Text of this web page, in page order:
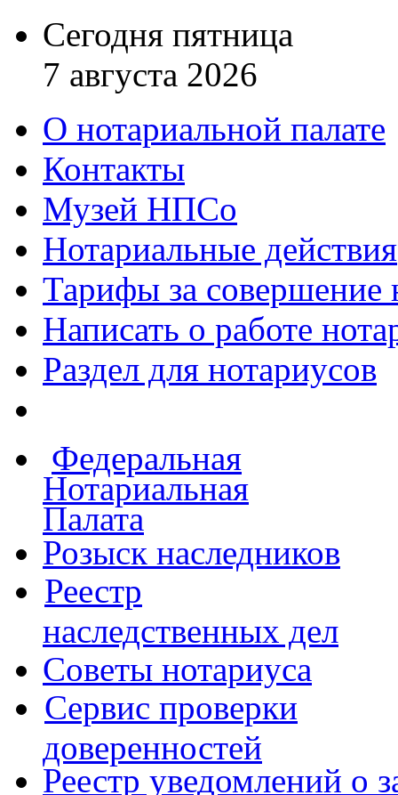
Сегодня пятница
7 августа 2026
О нотариальной палате
Контакты
Музей НПСо
Нотариальные действия
Тарифы за совершение
Написать о работе
Раздел для нотариусов
Федеральная
Нотариальная
Палата
Розыск наследников
Реестр
наследственных дел
Советы нотариуса
Сервис проверки
доверенностей
Реестр уведомлений о